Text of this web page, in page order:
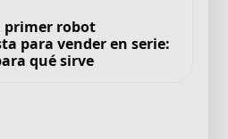
primer robot
para vender en serie:
qué sirve